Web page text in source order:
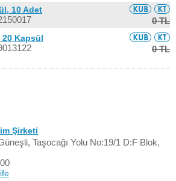
10 Adet
0 TL
Kapsül
0 TL
Şirketi
Taşocağı Yolu No:19/1 D:F Blok,